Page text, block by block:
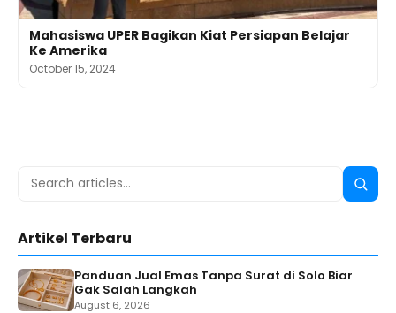
Mahasiswa UPER Bagikan Kiat Persiapan Belajar
Ke Amerika
October 15, 2024
Search
Search
Artikel Terbaru
Panduan Jual Emas Tanpa Surat di Solo Biar
Gak Salah Langkah
August 6, 2026